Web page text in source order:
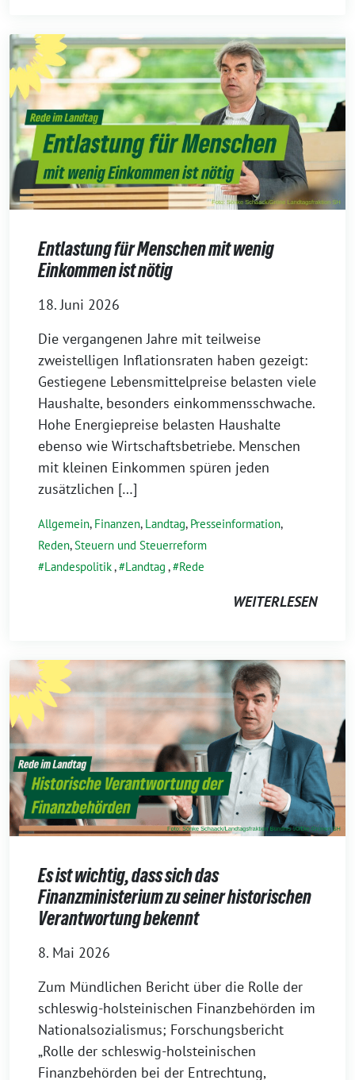
Entlastung für Menschen mit wenig
Einkommen ist nötig
18. Juni 2026
Die vergangenen Jahre mit teilweise
zweistelligen Inflationsraten haben gezeigt:
Gestiegene Lebensmittelpreise belasten viele
Haushalte, besonders einkommensschwache.
Hohe Energiepreise belasten Haushalte
ebenso wie Wirtschaftsbetriebe. Menschen
mit kleinen Einkommen spüren jeden
zusätzlichen […]
Allgemein, Finanzen, Landtag, Presseinformation,
Reden,Steuern und Steuerreform
Landespolitik, Landtag , Rede
WEITERLESEN
Es ist wichtig, dass sich das
Finanzministerium zu seiner historischen
Verantwortung bekennt
8. Mai 2026
Zum Mündlichen Bericht über die Rolle der
schleswig-holsteinischen Finanzbehörden im
Nationalsozialismus; Forschungsbericht
„Rolle der schleswig-holsteinischen
Finanzbehörden bei der Entrechtung,